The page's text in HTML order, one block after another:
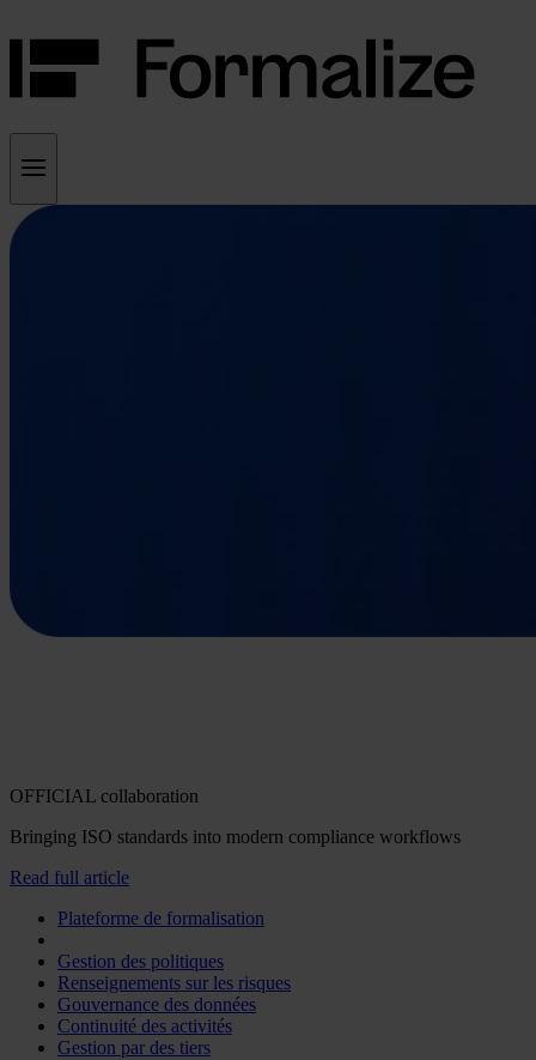
OFFICIAL collaboration
Bringing ISO standards into modern compliance workflows
Read full article
Plateforme de formalisation
Gestion des politiques
Renseignements sur les risques
Gouvernance des données
Continuité des activités
Gestion par des tiers